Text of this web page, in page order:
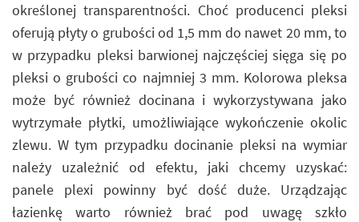
określonej transparentności. Choć producenci pleksi
oferują płyty o grubości od 1,5 mm do nawet 20 mm, to
w przypadku pleksi barwionej najczęściej sięga się po
pleksi o grubości co najmniej 3 mm. Kolorowa pleksa
może być również docinana i wykorzystywana jako
wytrzymałe płytki, umożliwiające wykończenie okolic
zlewu. W tym przypadku docinanie pleksi na wymiar
należy uzależnić od efektu, jaki chcemy uzyskać:
panele plexi powinny być dość duże. Urządzając
łazienkę warto również brać pod uwagę szkło